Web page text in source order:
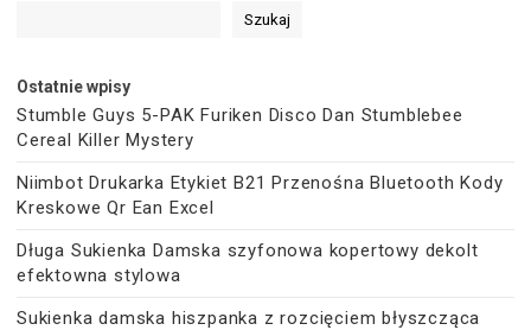
Szukaj
Ostatnie wpisy
Stumble Guys 5-PAK Furiken Disco Dan Stumblebee
Cereal Killer Mystery
Niimbot Drukarka Etykiet B21 Przenośna Bluetooth Kody
Kreskowe Qr Ean Excel
Długa Sukienka Damska szyfonowa kopertowy dekolt
efektowna stylowa
Sukienka damska hiszpanka z rozcięciem błyszcząca